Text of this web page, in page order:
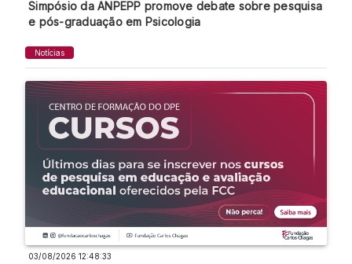
Simpósio da ANPEPP promove debate sobre pesquisa
e pós-graduação em Psicologia
Notícias
03/08/2026 12:48:33